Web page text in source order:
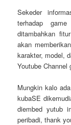
Sekeder
terhadap
ditambahkan
akan
karakter, model,
Youtube Channel
Mungkin kalo
kubaSE
diembed yutub
peribadi, thank